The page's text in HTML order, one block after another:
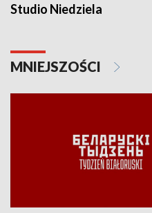
Studio Niedziela
MNIEJSZOŚCI